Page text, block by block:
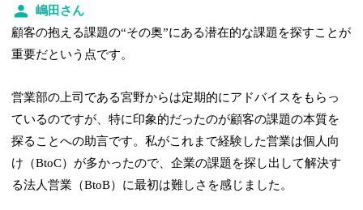
嶋田さん
顧客の抱える課題の“その奥”にある潜在的な課題を探すことが
重要だという点です。
営業部の上司である宮野からは定期的にアドバイスをもらっ
ているのですが、特に印象的だったのが顧客の課題の本質を
探ることへの助言です。私がこれまで経験した営業は個人向
け（BtoC）が多かったので、企業の課題を探し出して解決す
る法人営業（BtoB）に最初は難しさを感じました。